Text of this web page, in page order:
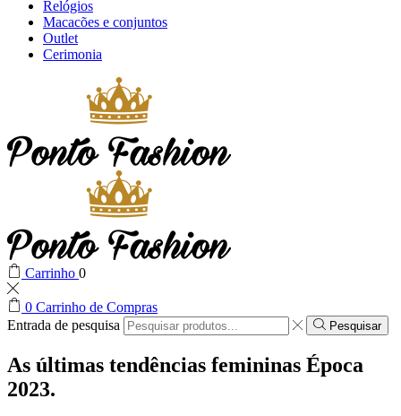
Relógios
Macacões e conjuntos
Outlet
Cerimonia
Carrinho 0
0 Carrinho de Compras
Entrada de pesquisa
Pesquisar
As últimas tendências femininas Época
2023.